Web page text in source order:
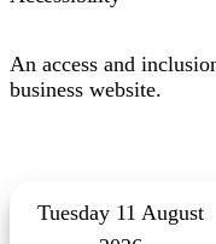
An access and
business website.
Tuesday 11 August